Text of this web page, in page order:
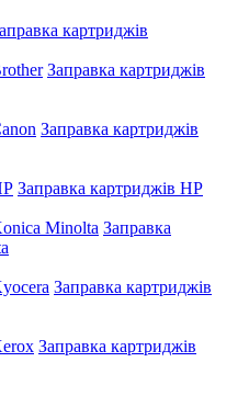
картриджів
Заправка картриджів
Заправка картриджів
Заправка картриджів HP
Заправка
Заправка картриджів
Заправка картриджів